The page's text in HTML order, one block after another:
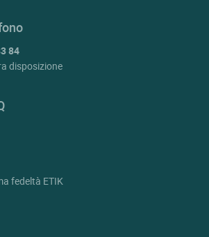
84
disposizione
fedeltà ETIK